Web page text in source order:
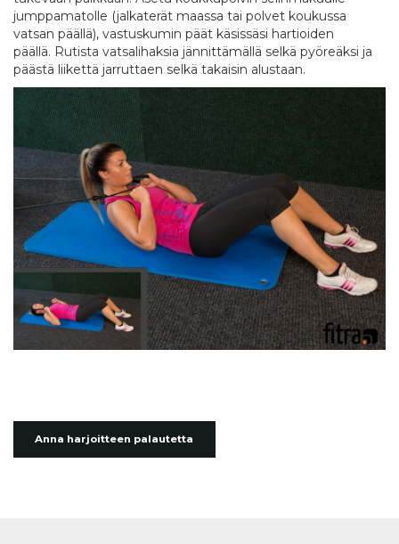
jumppamatolle (jalkaterät maassa tai polvet koukussa
vatsan päällä), vastuskumin päät käsissäsi hartioiden
päällä. Rutista vatsalihaksia jännittämällä selkä pyöreäksi ja
päästä liikettä jarruttaen selkä takaisin alustaan.
Anna harjoitteen palautetta